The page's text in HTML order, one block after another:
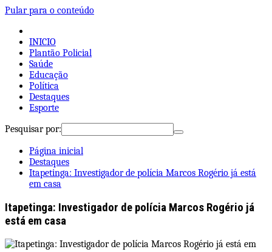
Pular para o conteúdo
INICIO
Plantão Policial
Saúde
Educação
Política
Destaques
Esporte
Pesquisar por:
Página inicial
Destaques
Itapetinga: Investigador de polícia Marcos Rogério já está
em casa
Itapetinga: Investigador de polícia Marcos Rogério já
está em casa